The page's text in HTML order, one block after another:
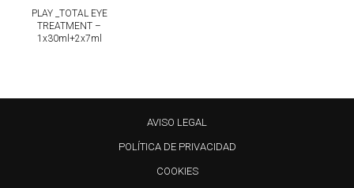
PLAY _TOTAL EYE
TREATMENT –
1x30ml+2x7ml
AVISO LEGAL
POLÍTICA DE PRIVACIDAD
COOKIES